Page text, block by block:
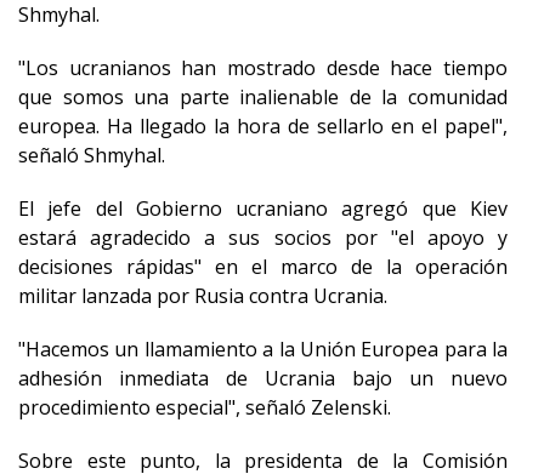
Shmyhal.
"Los ucranianos han mostrado desde hace tiempo
que somos una parte inalienable de la comunidad
europea. Ha llegado la hora de sellarlo en el papel",
señaló Shmyhal.
El jefe del Gobierno ucraniano agregó que Kiev
estará agradecido a sus socios por "el apoyo y
decisiones rápidas" en el marco de la operación
militar lanzada por Rusia contra Ucrania.
"Hacemos un llamamiento a la Unión Europea para la
adhesión inmediata de Ucrania bajo un nuevo
procedimiento especial", señaló Zelenski.
Sobre este punto, la presidenta de la Comisión